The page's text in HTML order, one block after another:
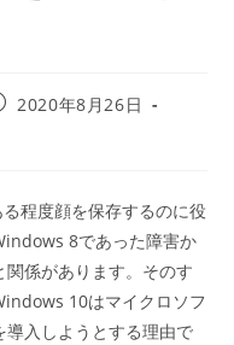
2020年8月26日
程度顔を保存するのに役
8であった障害か
係があります。そのす
10はマイクロソフ
導入しようとする理由で